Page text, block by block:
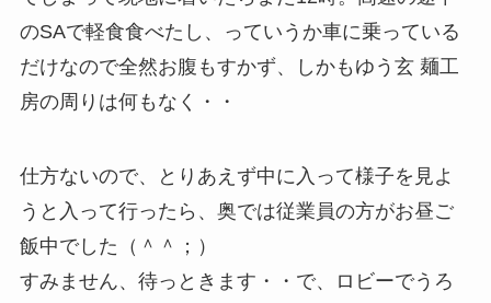
のSAで軽食食べたし、っていうか車に乗っている
だけなので全然お腹もすかず、しかもゆう玄 麺工
房の周りは何もなく・・
仕方ないので、とりあえず中に入って様子を見よ
うと入って行ったら、奥では従業員の方がお昼ご
飯中でした（＾＾；）
すみません、待っときます・・で、ロビーでうろ